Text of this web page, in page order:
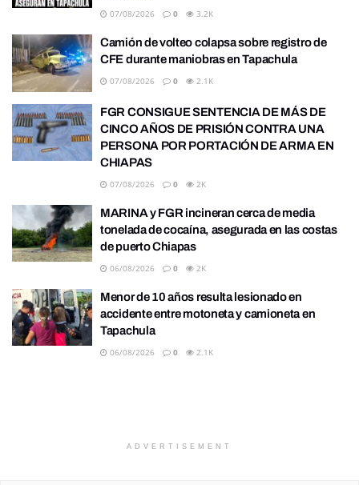
07/08/2026 0 3.2K
Camión de volteo colapsa sobre registro de
CFE durante maniobras en Tapachula
07/08/2026 0 2.1K
FGR CONSIGUE SENTENCIA DE MÁS DE
CINCO AÑOS DE PRISIÓN CONTRA UNA
PERSONA POR PORTACIÓN DE ARMA EN
CHIAPAS
07/08/2026 0 2K
MARINA y FGR incineran cerca de media
tonelada de cocaína, asegurada en las costas
de puerto Chiapas
06/08/2026 0 2K
Menor de 10 años resulta lesionado en
accidente entre motoneta y camioneta en
Tapachula
06/08/2026 0 2.1K
ADVERTISEMENT